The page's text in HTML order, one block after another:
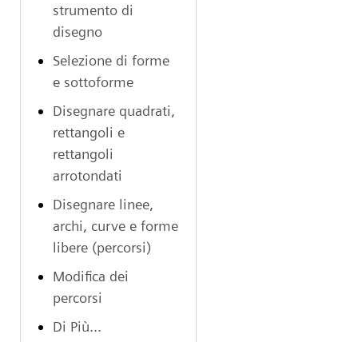
strumento di
disegno
Selezione di forme
e sottoforme
Disegnare quadrati,
rettangoli e
rettangoli
arrotondati
Disegnare linee,
archi, curve e forme
libere (percorsi)
Modifica dei
percorsi
Di Più...